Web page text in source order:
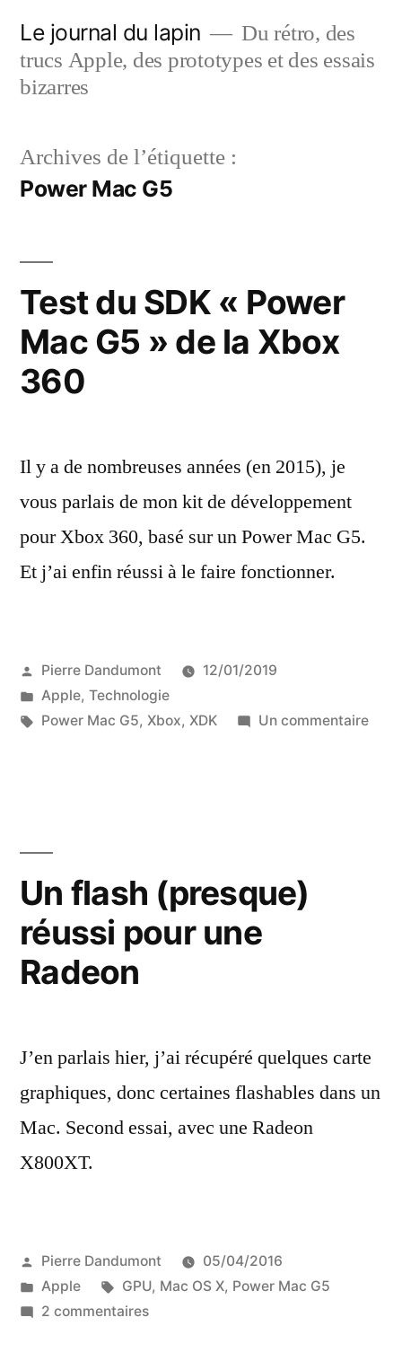
contenu
Le journal du lapin
Du rétro, des
trucs Apple, des prototypes et des essais
bizarres
Archives de l’étiquette :
Power Mac G5
Test du SDK « Power
Mac G5 » de la Xbox
360
Il y a de nombreuses années (en 2015), je
vous parlais de mon kit de développement
pour Xbox 360, basé sur un Power Mac G5.
Et j’ai enfin réussi à le faire fonctionner.
Publié
par
Pierre Dandumont
12/01/2019
Publié
dans
Apple, Technologie
Étiquettes :
Power Mac G5, Xbox, XDK Un commentairesur
Un flash (presque)
réussi pour une
Radeon
J’en parlais hier, j’ai récupéré quelques carte
graphiques, donc certaines flashables dans un
Mac. Second essai, avec une Radeon
X800XT.
Publié
par
Pierre Dandumont
05/04/2016
Publié
dans
Apple Étiquettes :
GPU, Mac OS X, Power Mac G5
2 commentairessur